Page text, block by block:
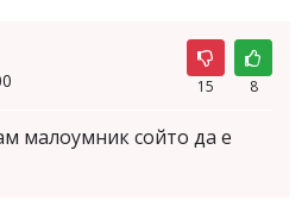
15 8
малоумник сойто да е